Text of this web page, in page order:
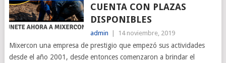
CUENTA CON PLAZAS
DISPONIBLES
admin 14 noviembre, 2019
Mixercon una empresa de prestigio que empezó sus actividades
desde el año 2001, desde entonces comenzaron a brindar el